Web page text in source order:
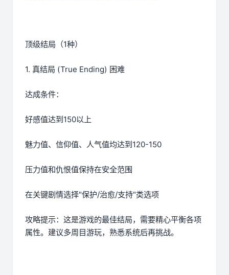
顶级结局（1种）
1. 真结局 (True Ending) 困难
达成条件：
好感值达到150以上
魅力值、信仰值、人气值均达到120-150
压力值和仇恨值保持在安全范围
在关键剧情选择"保护/治愈/支持"类选项
攻略提示：这是游戏的最佳结局，需要精心平衡各项
属性。建议多周目游玩，熟悉系统后再挑战。